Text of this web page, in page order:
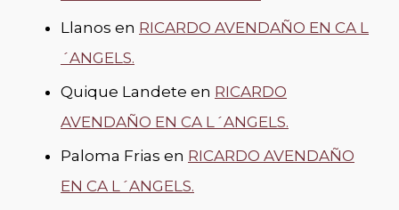
Llanos en RICARDO AVENDAÑO EN CA L
´ANGELS.
Quique Landete en RICARDO
AVENDAÑO EN CA L´ANGELS.
Paloma Frias en RICARDO AVENDAÑO
EN CA L´ANGELS.